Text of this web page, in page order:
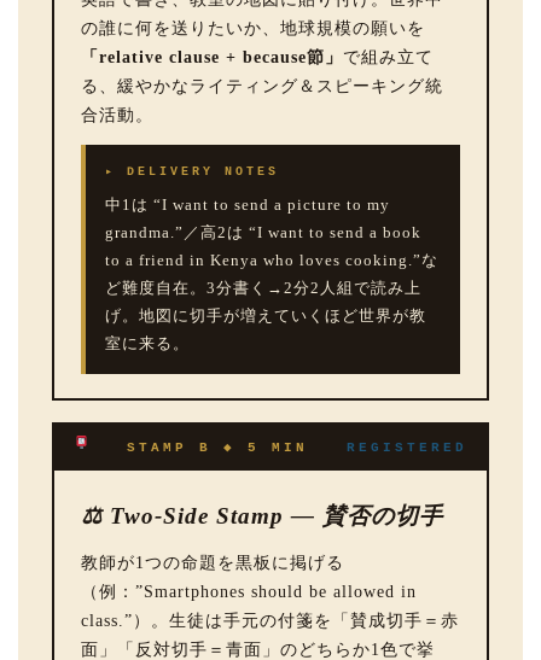
の誰に何を送りたいか、地球規模の願いを
「relative clause + because節」 で組み立て
る、緩やかなライティング＆スピーキング統
合活動。
▸ DELIVERY NOTES
中1は “I want to send a picture to my
grandma.”／高2は “I want to send a book
to a friend in Kenya who loves cooking.”な
ど難度自在。3分書く→2分2人組で読み上
げ。地図に切手が増えていくほど世界が教
室に来る。
STAMP B ◆ 5 MIN REGISTERED
⚖ Two-Side Stamp — 賛否の切手
教師が1つの命題を黒板に掲げる
（例：”Smartphones should be allowed in
class.”）。生徒は手元の付箋を「賛成切手＝赤
面」「反対切手＝青面」のどちらか1色で挙